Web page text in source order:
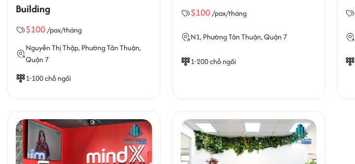
Building
$100/pax/tháng
Nguyễn Thị Thập,Phường Tân Thuận,
Quận 7
1-100 chỗ ngồi
$100/pax/tháng
N1,Phường Tân Thuận, Quận 7
1-200 chỗ ngồi